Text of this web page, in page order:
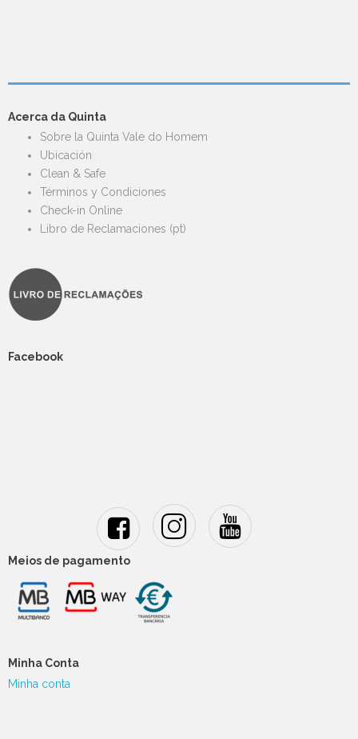
Acerca da Quinta
Sobre la Quinta Vale do Homem
Ubicación
Clean & Safe
Términos y Condiciones
Check-in Online
Libro de Reclamaciones (pt)
Facebook
Meios de pagamento
Minha Conta
Minha conta